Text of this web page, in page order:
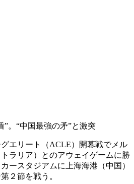
”。“中国最強の矛”と激突
エリート（ACLE）開幕戦でメル
ラリア）とのアウェイゲームに勝
ースタジアムに上海海港（中国）
２節を戦う。